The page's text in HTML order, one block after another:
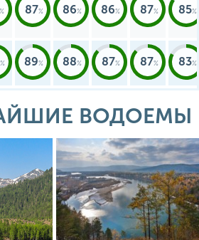
87 86 86 87 85
89 88 87 87 83
ВОДОЕМЫ